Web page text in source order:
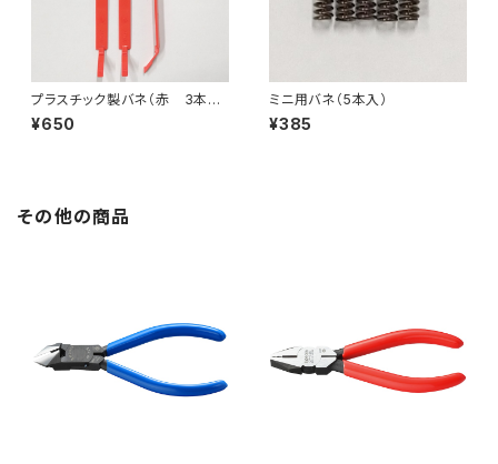
プラスチック製バネ（赤 3本
入）
¥650
ミニ用バネ（5本入）
¥385
その他の商品